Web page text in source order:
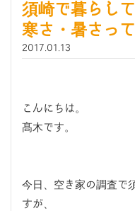
須崎で暮らし
寒さ・暑さっ
2017.01.13
こんにちは。
髙木です。
今日、空き家の調査で
すが、